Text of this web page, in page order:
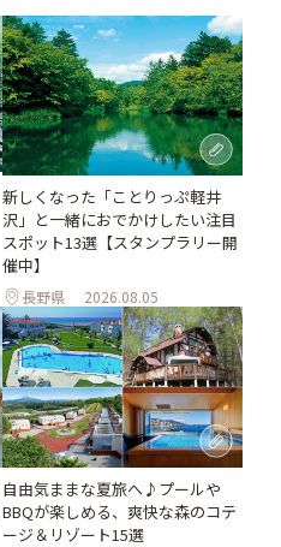
新しくなった「ことりっぷ軽井
沢」と一緒におでかけしたい注目
スポット13選【スタンプラリー開
催中】
長野県 2026.08.05
自由気ままな夏旅へ♪プールや
BBQが楽しめる、爽快な森のコテ
ージ＆リゾート15選